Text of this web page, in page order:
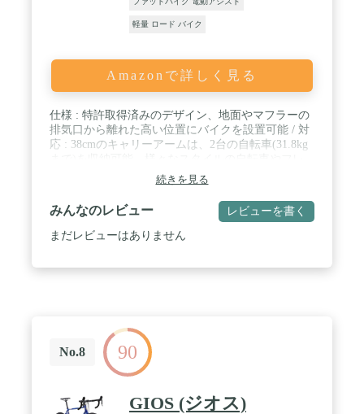
軽量 ロード バイク
Amazonで詳しく見る
仕様 : 特許取得済みのデザイン、地面やマフラーの
排気口から離れた高い位置にバイクを設置可能 / 対
応 : 38cmのキャリーアームは、2台の自転車(31.8kg
ームサイズに対応 / タイダウンクレードル : 特許取
得済みの個々のタイダウンクレードルが、自転車を
保護 / 固定方法 : 幅広のボトムフットが、リムでは
なくリアタイヤにかかる荷重を支える構造 / 適合タ
イプ : タイヤ上にサードブレーキライトを備えたラ
続きを見る
みんなのレビュー レビューを書く
まだレビューはありません
No.8 90
GIOS (ジオス)